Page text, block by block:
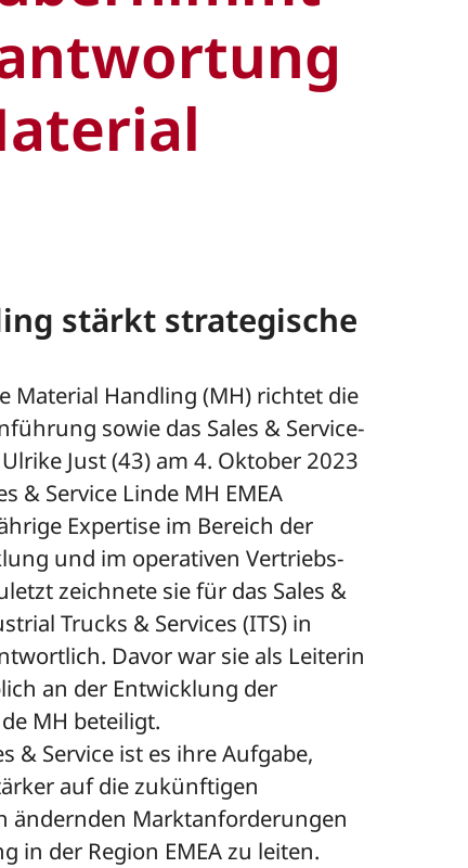
stärkt strategische
Material Handling (MH) richtet die
sowie das Sales & Service-
Just (43) am 4. Oktober 2023
& Service Linde MH EMEA
Expertise im Bereich der
und im operativen Vertriebs-
zeichnete sie für das Sales &
Trucks & Services (ITS) in
Davor war sie als Leiterin
an der Entwicklung der
MH beteiligt.
& Service ist es ihre Aufgabe,
auf die zukünftigen
ändernden Marktanforderungen
in der Region EMEA zu leiten.